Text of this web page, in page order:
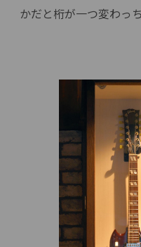
かだと桁が一つ変わっ